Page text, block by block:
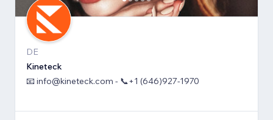
DE
Kineteck
📧 info@kineteck.com - 📞+1 (646)927-1970